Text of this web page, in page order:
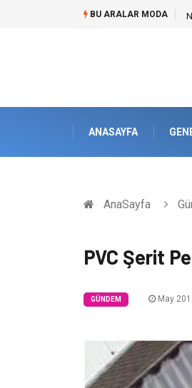
BU ARALAR MODA
ANASAYFA
AnaSayfa
PVC Şerit
GÜNDEM May